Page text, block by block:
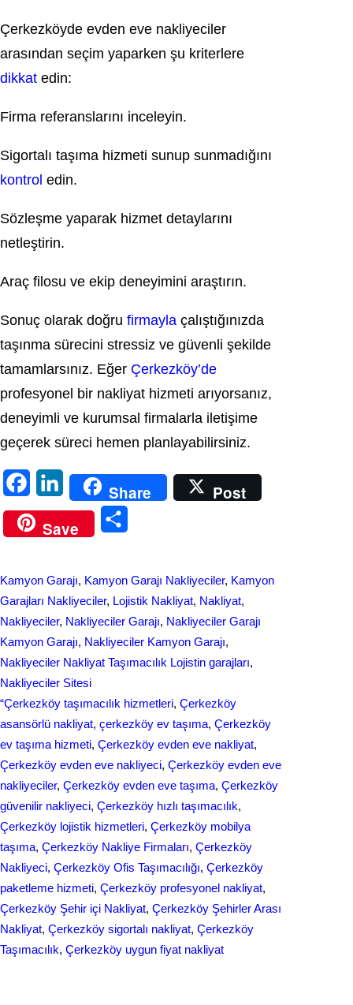
Çerkezköyde evden eve nakliyeciler
arasından seçim yaparken şu kriterlere
dikkat edin:
Firma referanslarını inceleyin.
Sigortalı taşıma hizmeti sunup sunmadığını
kontrol edin.
Sözleşme yaparak hizmet detaylarını
netleştirin.
Araç filosu ve ekip deneyimini araştırın.
Sonuç olarak doğru firmayla çalıştığınızda
taşınma sürecini stressiz ve güvenli şekilde
tamamlarsınız. Eğer Çerkezköy’de
profesyonel bir nakliyat hizmeti arıyorsanız,
deneyimli ve kurumsal firmalarla iletişime
geçerek süreci hemen planlayabilirsiniz.
a
c
o
o
k
i
n
d
I
n
Share
Post
Save
r
e
Kamyon Garajı, Kamyon Garajı Nakliyeciler, Kamyon
Garajları Nakliyeciler, Lojistik Nakliyat, Nakliyat
Nakliyeciler, Nakliyeciler Garajı, Nakliyeciler Garajı
Kamyon Garajı, Nakliyeciler Kamyon Garajı
Nakliyeciler Nakliyat Taşımacılık Lojistin garajları
Nakliyeciler Sitesi
“Çerkezköy taşımacılık hizmetleri, Çerkezköy
asansörlü nakliyat, çerkezköy ev taşıma, Çerkezköy
ev taşıma hizmeti, Çerkezköy evden eve nakliyat
Çerkezköy evden eve nakliyeci, Çerkezköy evden eve
nakliyeciler, Çerkezköy evden eve taşıma, Çerkezköy
güvenilir nakliyeci, Çerkezköy hızlı taşımacılık
Çerkezköy lojistik hizmetleri, Çerkezköy mobilya
taşıma, Çerkezköy Nakliye Firmaları, Çerkezköy
Nakliyeci, Çerkezköy Ofis Taşımacılığı, Çerkezköy
paketleme hizmeti, Çerkezköy profesyonel nakliyat
Çerkezköy Şehir içi Nakliyat, Çerkezköy Şehirler Arası
Nakliyat, Çerkezköy sigortalı nakliyat, Çerkezköy
Taşımacılık, Çerkezköy uygun fiyat nakliyat